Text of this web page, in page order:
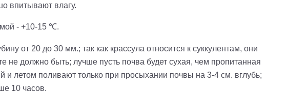
впитывают влагу.
- +10-15 ℃.
от 20 до 30 мм.; так как крассула относится к суккулентам, они
не должно быть; лучше пусть почва будет сухая, чем пропитанная
летом поливают только при просыхании почвы на 3-4 см. вглубь;
10 часов.